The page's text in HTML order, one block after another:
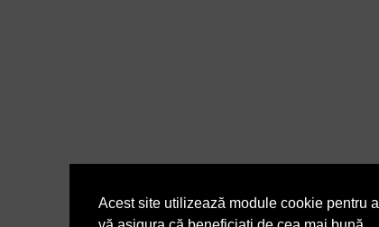
Acest site utilizează module cookie pentru a